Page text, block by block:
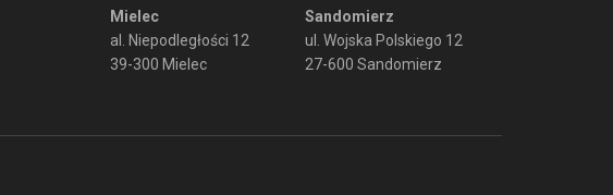
Mielec
al. Niepodległości 12
39-300 Mielec
Sandomierz
ul. Wojska Polskiego 12
27-600 Sandomierz